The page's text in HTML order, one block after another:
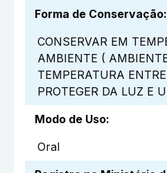
Forma de Conservação:
CONSERVAR EM
AMBIENTE (
TEMPERATURA
PROTEGER DA LUZ E
Modo de Uso:
Oral